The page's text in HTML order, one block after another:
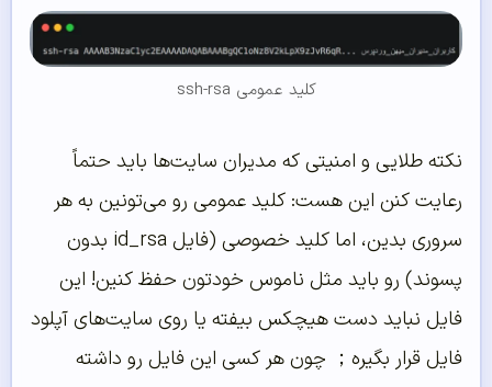
کلید عمومی ssh-rsa
نکته طلایی و امنیتی که مدیران سایت‌ها باید حتماً
رعایت کنن این هست: کلید عمومی رو می‌تونین به هر
سروری بدین، اما کلید خصوصی (فایل id_rsa بدون
پسوند) رو باید مثل ناموس خودتون حفظ کنین! این
فایل نباید دست هیچکس بیفته یا روی سایت‌های آپلود
فایل قرار بگیره； چون هر کسی این فایل رو داشته